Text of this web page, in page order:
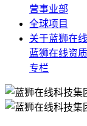
营事业部
全球项目
关于蓝狮在线
蓝狮在线资质
专栏